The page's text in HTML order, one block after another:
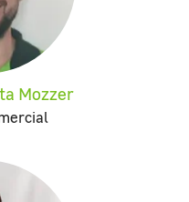
Mozzer